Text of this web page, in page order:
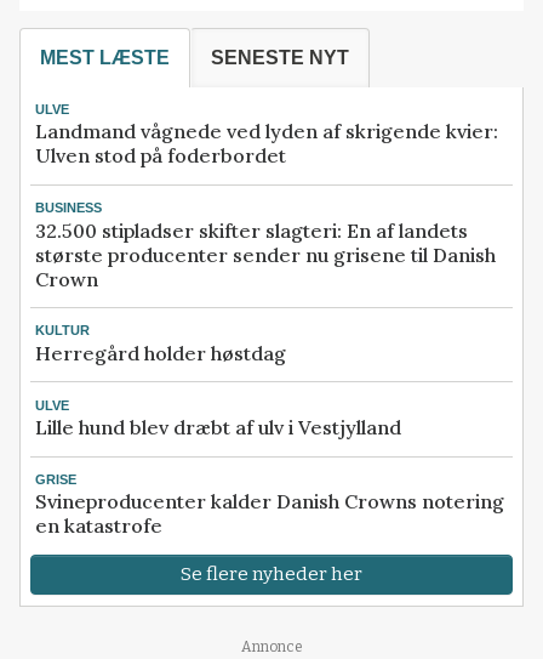
MEST LÆSTE SENESTE NYT
ULVE
Landmand vågnede ved lyden af skrigende kvier:
Ulven stod på foderbordet
BUSINESS
32.500 stipladser skifter slagteri: En af landets
største producenter sender nu grisene til Danish
Crown
KULTUR
Herregård holder høstdag
ULVE
Lille hund blev dræbt af ulv i Vestjylland
GRISE
Svineproducenter kalder Danish Crowns notering
en katastrofe
Se flere nyheder her
Annonce